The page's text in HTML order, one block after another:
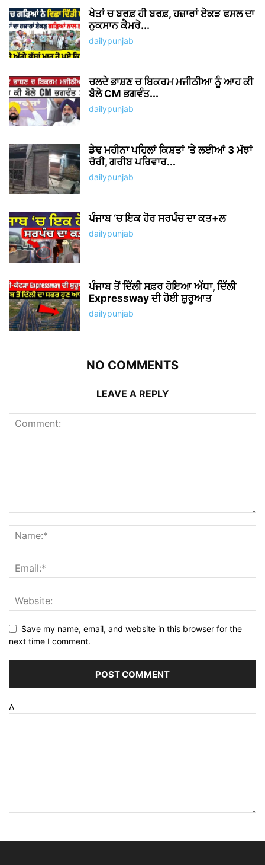
ABOUT US
Welcome to Dailypunjab.live, where we unleash the vibrant
energy of Punjab and beyond! We're your one-stop
reviews, celebrity buzz, fashion flair, health and fitness
inspiration, and captivating web stories.
Contact us:newstvpunjabinfo@gmail.com
FOLLOW US
Facebook
© Daily Punjab Live